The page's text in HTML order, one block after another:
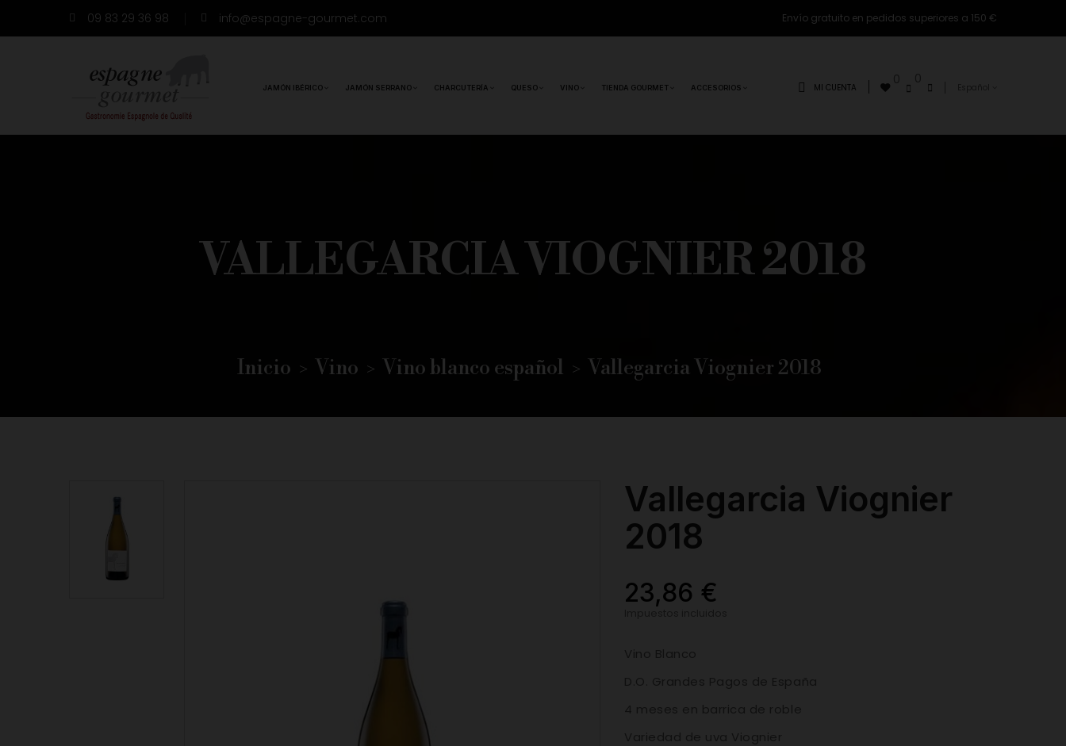
09 83 29 36 98 info@espagne-gourmet.com Envío gratuito en pedidos superiores a 150 €
JAMÓN IBÉRICO JAMÓN SERRANO CHARCUTERÍA QUESO VINO TIENDA GOURMET ACCESORIOS MI CUENTA
VALLEGARCIA VIOGNIER 2018
Inicio Vino Vino blanco español Vallegarcia Viognier 2018
Vallegarcia Viognier
2018
23,86 €